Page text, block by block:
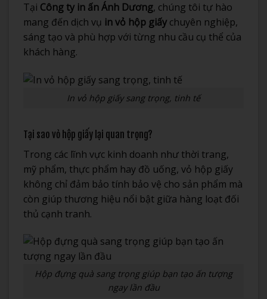
Tại Công ty in ấn Ánh Dương, chúng tôi tự hào
mang đến dịch vụ in vỏ hộp giấy chuyên nghiệp,
sáng tạo và phù hợp với từng nhu cầu cụ thể của
khách hàng.
In vỏ hộp giấy sang trọng, tinh tế
Tại sao vỏ hộp giấy lại quan trọng?
Trong các lĩnh vực kinh doanh như thời trang,
mỹ phẩm, thực phẩm hay đồ uống, vỏ hộp giấy
không chỉ đảm bảo tính bảo vệ cho sản phẩm mà
còn giúp thương hiệu nổi bật giữa hàng loạt đối
thủ cạnh tranh.
Hộp đựng quà sang trọng giúp bạn tạo ấn tượng
ngay lần đầu